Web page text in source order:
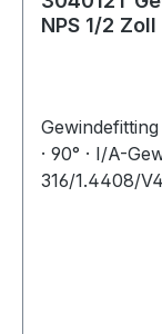
NPS 1/2 Zoll
· 90° · I/A-
316/1.4408/